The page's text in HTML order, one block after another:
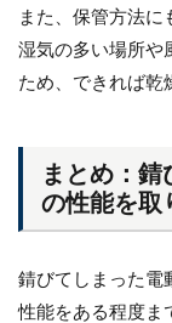
また、保管方法に
湿気の多い場所や
ため、できれば乾
まとめ：
の性能を取
錆びてしまった電
性能をある程度ま